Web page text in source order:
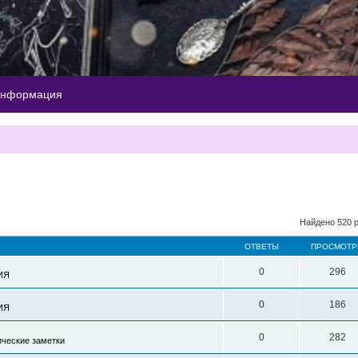
Найдено 520
ОТВЕТЫ
0 296
0 186
заметки 0 282